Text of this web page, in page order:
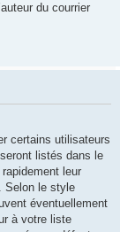
du courrier
certains utilisateurs
listés dans le
leur
Selon le style
éventuellement
à votre liste